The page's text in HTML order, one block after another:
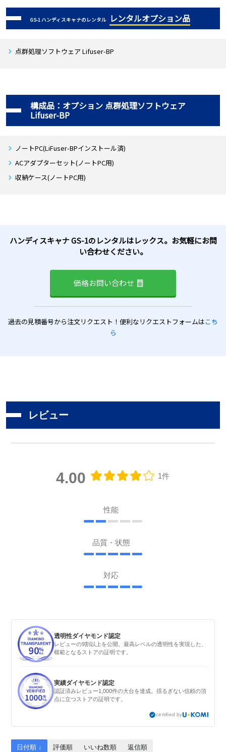
ストラップ
取扱説明書
取扱説明書(簡易)
LP1(GreenValleyインストール済)
7ピン-USBケーブル(LiBase - ノートPC用)
ACアダプタ×2(LiBase・LP1用)
LP1取付用アタッチメント
GPSアンテナアダプター
GS-1 ハンディスキャナのレンタル レンタルオプション品
点群処理ソフトウェア Lifuser-BP
構成品：オプション 点群処理ソフトウェア
Lifuser-BP
ノートPC(LiFuser-BPインストール済)
ACアダプターセット(ノートPC用)
収納ケース(ノートPC用)
ハンディスキャナ GS-1のレンタルはレックス。お気軽にお問
い合わせください。
価格お問い合わせ
過去の見積番号から注文リクエスト！便利なリクエストフォームはこち
ら
レビュー
4.00 1件
性能
品質・状態
対応
透明性ダイヤモンド認定
レビューの9割以上を公開。最高レベルの透明性を実現した、
模範となるストアの証明です。
実績ダイヤモンド認定
認証済みレビュー1,000件の大台を達成。揺るぎない信頼の頂
点に立つストアの証明です。
certified by
日付順 ↓ 評価順 いいね数順 返信順